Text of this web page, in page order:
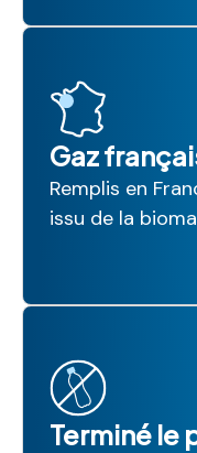
Gaz
Remplis en
issu de la
Terminé le